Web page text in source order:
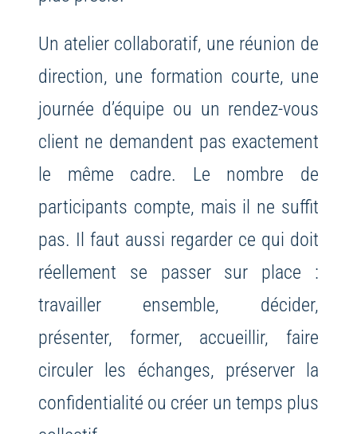
Un atelier collaboratif, une réunion de
direction, une formation courte, une
journée d’équipe ou un rendez-vous
client ne demandent pas exactement
le même cadre. Le nombre de
participants compte, mais il ne suffit
pas. Il faut aussi regarder ce qui doit
réellement se passer sur place :
travailler ensemble, décider,
présenter, former, accueillir, faire
circuler les échanges, préserver la
confidentialité ou créer un temps plus